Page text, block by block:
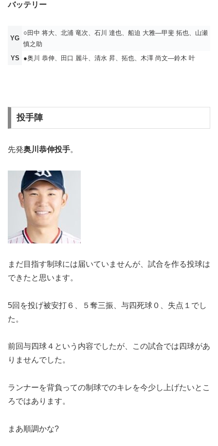
バッテリー
YG
○田中 将大、北浦 竜次、石川 達也、船迫 大雅―甲斐 拓也、山瀬
慎之助
YS
●奥川 恭伸、田口 麗斗、清水 昇、拓也、木澤 尚文―鈴木 叶
投手陣
先発奥川恭伸投手。
まだ目指す制球には届いていませんが、試合を作る投球は
できたと思います。
5回を投げ被安打６、５奪三振、与四死球０、失点１でし
た。
前回与四球４という内容でしたが、この試合では四球があ
りませんでした。
ランナーを背負っての制球でのキレを今少し上げたいとこ
ろではあります。
まあ順調かな?